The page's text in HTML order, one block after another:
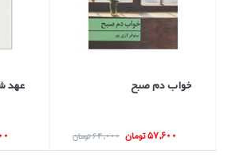
خواب دم صبح
57,600 تومان 64,000 تومان
عهد